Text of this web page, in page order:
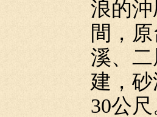
浪的
間，
溪、
建，
30公